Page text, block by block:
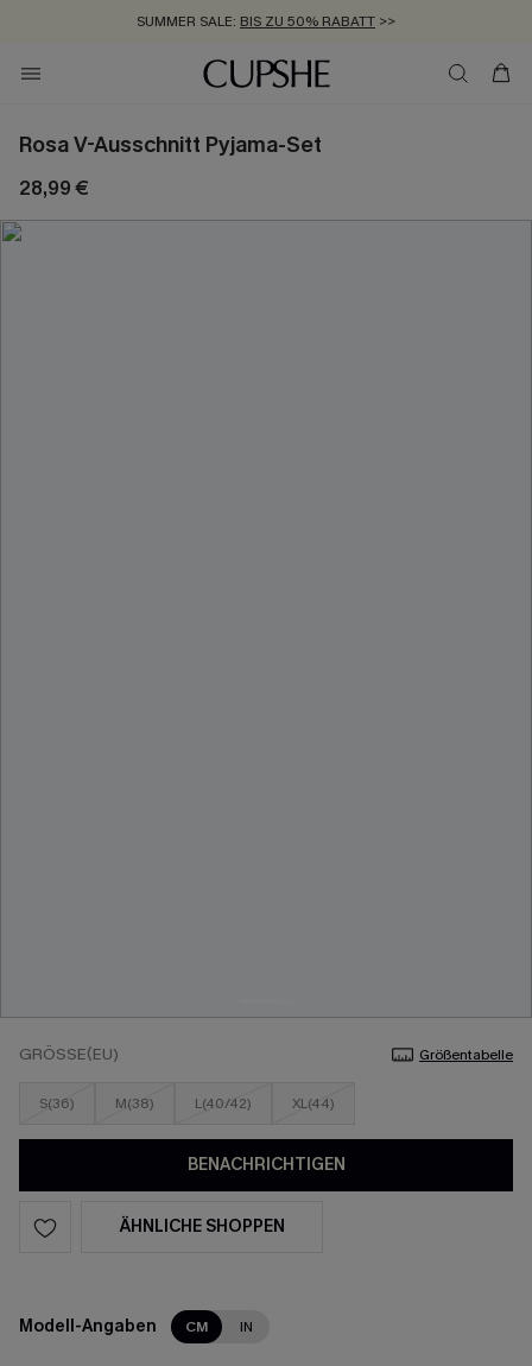
SUMMER SALE: BIS ZU 50% RABATT >>
ZUM NEWSLETTER:BIS ZU -20% EXTRA ERHALTEN
KOSTENLOSER VERSAND AB 89 €
Rosa V-Ausschnitt Pyjama-Set
28,99 €
GRÖSSE(EU) Größentabelle
S(36) M(38) L(40/42) XL(44)
BENACHRICHTIGEN
ÄHNLICHE SHOPPEN
Modell-Angaben CM IN